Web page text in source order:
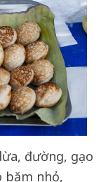
đường, gạo
băm nhỏ,